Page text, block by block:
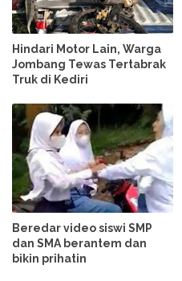
Hindari Motor Lain, Warga
Jombang Tewas Tertabrak
Truk di Kediri
Beredar video siswi SMP
dan SMA berantem dan
bikin prihatin